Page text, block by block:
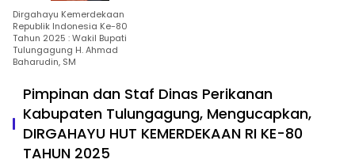
Dirgahayu Kemerdekaan
Republik Indonesia Ke-80
Tahun 2025 : Wakil Bupati
Tulungagung H. Ahmad
Baharudin, SM
Pimpinan dan Staf Dinas Perikanan
Kabupaten Tulungagung, Mengucapkan,
DIRGAHAYU HUT KEMERDEKAAN RI KE-80
TAHUN 2025